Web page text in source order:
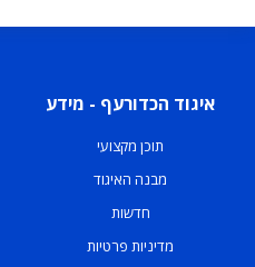
איגוד הכדורעף - מידע
תוכן מקצועי
מבנה האיגוד
חדשות
מדיניות פרטיות